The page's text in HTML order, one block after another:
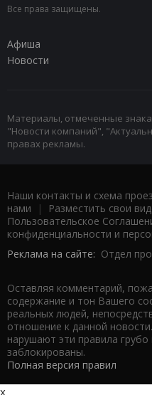
Все права защищены.
Афиша
Новости
Материалы, отмеченные
"Новости компаний",
правах рекламы.
Наши контакты и схема
нами | Разместить свои
Пользовательское
конфиденциальности и
Реклама на сайте: Отдел
Оставляя комментарий,
содержание и тон Вашего
реальных людей,
отношение к данной
нарушают эти правила грубо
заблокированы.
Полная версия правил
x